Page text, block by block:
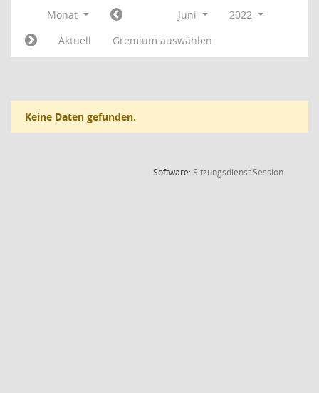
Monat Juni
2022
Aktuell
Gremium auswählen
Keine Daten gefunden.
Software:SitzungsdienstSession(Wird in